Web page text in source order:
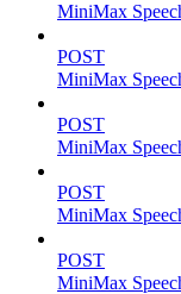
MiniMax
POST
MiniMax
POST
MiniMax
POST
MiniMax
POST
MiniMax